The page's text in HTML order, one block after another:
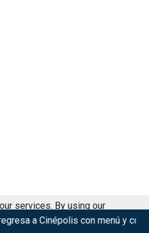
con menú y coleccionables
services. By using our
use of cookies.
Got it